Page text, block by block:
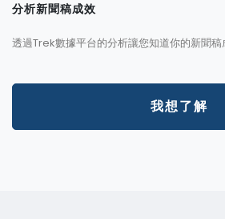
分析新聞稿成效
透過Trek數據平台的分析讓您知道你的新聞稿
我想了解